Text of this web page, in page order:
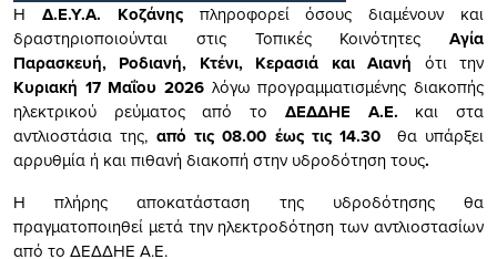
Η Δ.Ε.Υ.Α. Κοζάνηςπληροφορεί όσους διαμένουν και
δραστηριοποιούνται στις Τοπικές Κοινότητες Αγία
Παρασκευή, Ροδιανή, Κτένι, Κερασιά και Αιανή ότι την
Κυριακή 17 Μαΐου 2026 λόγω προγραμματισμένης διακοπής
ηλεκτρικού ρεύματος από το ΔΕΔΔΗΕ Α.Ε. και στα
αντλιοστάσια της, από τις 08.00 έως τις 14.30 θα υπάρξει
αρρυθμία ή και πιθανή διακοπή στην υδροδότηση τους.
Η πλήρης αποκατάσταση της υδροδότησης θα
πραγματοποιηθεί μετά την ηλεκτροδότηση των αντλιοστασίων
από το ΔΕΔΔΗΕ Α.Ε.